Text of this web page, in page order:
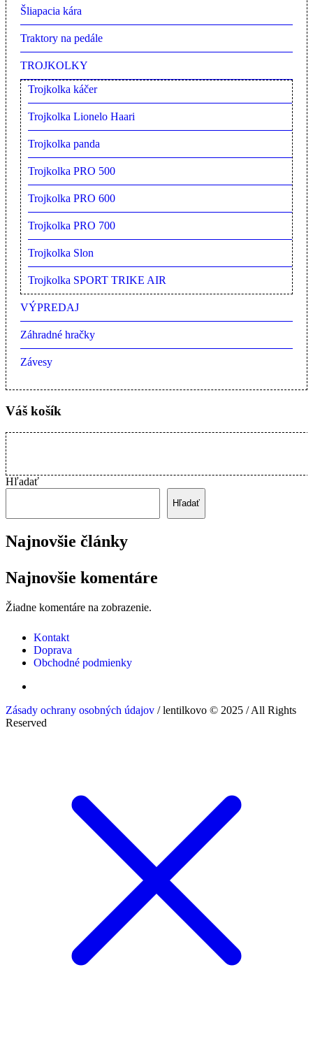
Šliapacia kára
Traktory na pedále
TROJKOLKY
Trojkolka káčer
Trojkolka Lionelo Haari
Trojkolka panda
Trojkolka PRO 500
Trojkolka PRO 600
Trojkolka PRO 700
Trojkolka Slon
Trojkolka SPORT TRIKE AIR
VÝPREDAJ
Záhradné hračky
Závesy
Váš košík
Hľadať
Hľadať
Najnovšie články
Najnovšie komentáre
Žiadne komentáre na zobrazenie.
Kontakt
Doprava
Obchodné podmienky
Zásady ochrany osobných údajov / lentilkovo © 2025 / All Rights
Reserved